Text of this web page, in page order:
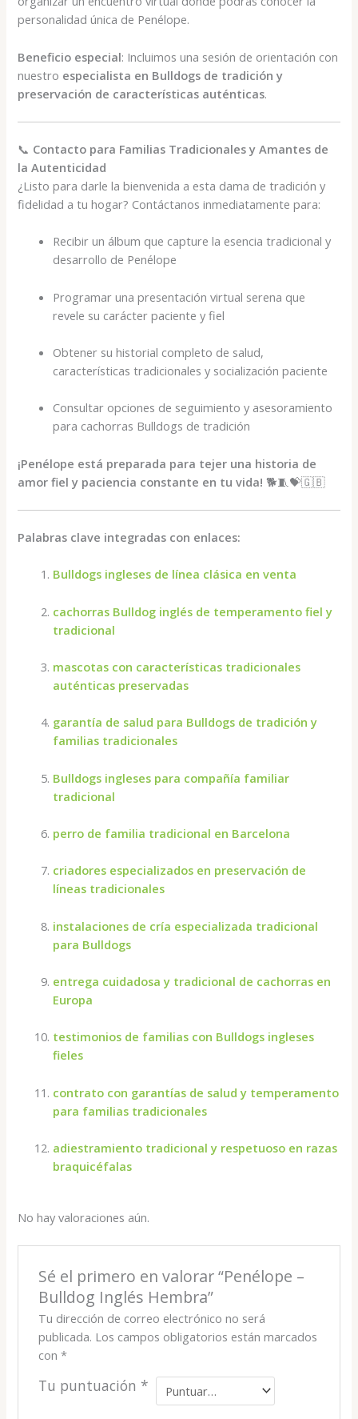
personalidad única de Penélope.
Beneficio especial: Incluimos una sesión de orientación con
nuestro especialista en Bulldogs de tradición y
preservación de características auténticas.
📞 Contacto para Familias Tradicionales y Amantes de
la Autenticidad
¿Listo para darle la bienvenida a esta dama de tradición y
fidelidad a tu hogar? Contáctanos inmediatamente para:
Recibir un álbum que capture la esencia tradicional y
desarrollo de Penélope
Programar una presentación virtual serena que
revele su carácter paciente y fiel
Obtener su historial completo de salud,
características tradicionales y socialización paciente
Consultar opciones de seguimiento y asesoramiento
para cachorras Bulldogs de tradición
¡Penélope está preparada para tejer una historia de
amor fiel y paciencia constante en tu vida! 🐕🧵💝🇬🇧
Palabras clave integradas con enlaces:
Bulldogs ingleses de línea clásica en venta
cachorras Bulldog inglés de temperamento fiel y
tradicional
mascotas con características tradicionales
auténticas preservadas
garantía de salud para Bulldogs de tradición y
familias tradicionales
Bulldogs ingleses para compañía familiar
tradicional
perro de familia tradicional en Barcelona
criadores especializados en preservación de
líneas tradicionales
instalaciones de cría especializada tradicional
para Bulldogs
entrega cuidadosa y tradicional de cachorras en
Europa
testimonios de familias con Bulldogs ingleses
fieles
contrato con garantías de salud y temperamento
para familias tradicionales
adiestramiento tradicional y respetuoso en razas
braquicéfalas
No hay valoraciones aún.
Sé el primero en valorar “Penélope –
Bulldog Inglés Hembra”
Tu dirección de correo electrónico no será
publicada. Los campos obligatorios están marcados
con *
Tu puntuación *